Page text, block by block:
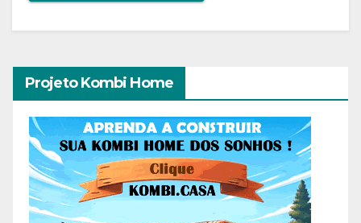
Projeto Kombi Home